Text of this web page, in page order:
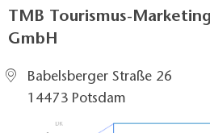
TMB Tourismus-
GmbH
Babelsberger Straße 26
14473 Potsdam